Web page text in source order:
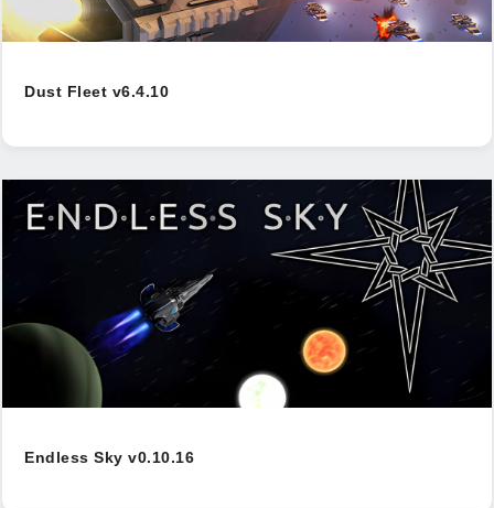
Dust Fleet v6.4.10
Endless Sky v0.10.16